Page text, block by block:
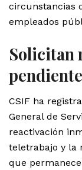
circunstancias
empleados
Solicitan
CSIF ha
General de
reactivación
teletrabajo y la
que